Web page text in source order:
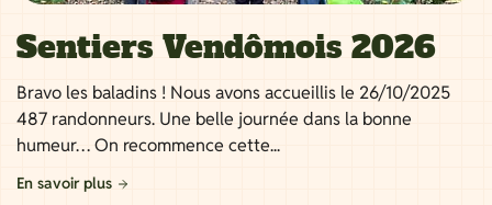
Sentiers Vendômois 2026
Bravo les baladins ! Nous avons accueillis le 26/10/2025
487 randonneurs. Une belle journée dans la bonne
humeur… On recommence cette...
En savoir plus